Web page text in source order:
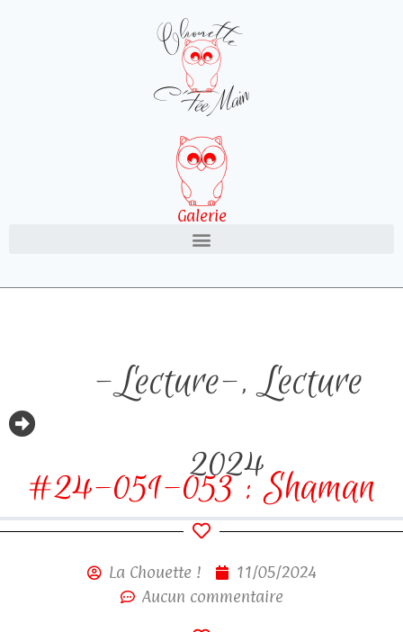
Galerie
-Lecture-,Lecture
2024
#24-051-053 : Shaman
La Chouette !
11/05/2024
Aucun commentaire